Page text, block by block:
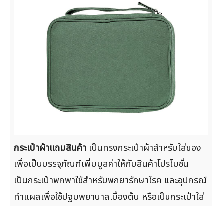
กระเป๋าผ้าแถมสินค้า เป็นทรงกระเป๋าผ้าสำหรับใส่ของ
เพื่อเป็นบรรจุภัณฑ์เพิ่มมูลค่าให้กับสินค้าโปรโมชั่น
เป็นกระเป๋าพกพาใช้สำหรับพกยารักษาโรค และอุปกรณ์
ทำแผลเพื่อใช้ปฐมพยาบาลเบื้องต้น หรือเป็นกระเป๋าใส่